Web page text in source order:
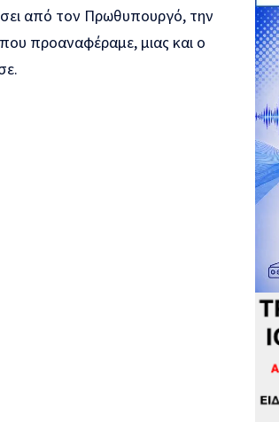
από τον Πρωθυπουργό, την
προαναφέραμε, μιας και ο